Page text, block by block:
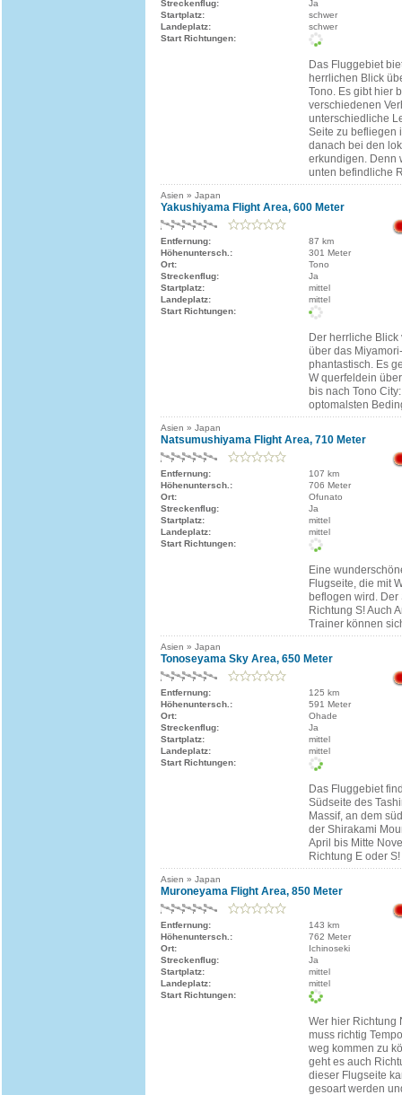
Streckenflug:
Ja
Startplatz:
schwer
Landeplatz:
schwer
Start Richtungen:
Das Fluggebiet
herrlichen Blick
Tono. Es gibt hier
verschiedenen
unterschiedliche
Seite zu befliegen
danach bei den
erkundigen. Denn
unten befindliche
Asien » Japan
Yakushiyama Flight Area, 600 Meter
Entfernung:
87 km
Höhenuntersch.:
301 Meter
Ort:
Tono
Streckenflug:
Ja
Startplatz:
mittel
Landeplatz:
mittel
Start Richtungen:
Der herrliche
über das
phantastisch. Es
W querfeldein
bis nach Tono
optomalsten
Asien » Japan
Natsumushiyama Flight Area, 710 Meter
Entfernung:
107 km
Höhenuntersch.:
706 Meter
Ort:
Ofunato
Streckenflug:
Ja
Startplatz:
mittel
Landeplatz:
mittel
Start Richtungen:
Eine
Flugseite, die mit
beflogen wird. Der
Richtung S! Auch
Trainer können
Asien » Japan
Tonoseyama Sky Area, 650 Meter
Entfernung:
125 km
Höhenuntersch.:
591 Meter
Ort:
Ohade
Streckenflug:
Ja
Startplatz:
mittel
Landeplatz:
mittel
Start Richtungen:
Das Fluggebiet
Südseite des
Massif, an dem
der Shirakami
April bis Mitte
Richtung E oder S!
Asien » Japan
Muroneyama Flight Area, 850 Meter
Entfernung:
143 km
Höhenuntersch.:
762 Meter
Ort:
Ichinoseki
Streckenflug:
Ja
Startplatz:
mittel
Landeplatz:
mittel
Start Richtungen:
Wer hier Richtung
muss richtig
weg kommen zu
geht es auch
dieser Flugseite
gesoart werden